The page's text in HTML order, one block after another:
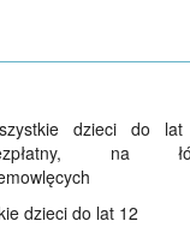
dzieci do
na
dzieci do lat 12